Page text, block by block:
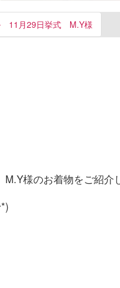
11月29日挙式 M.Y様
M.Y様のお着物をご紹